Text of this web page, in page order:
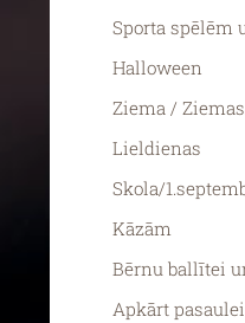
Sporta spēlēm
Halloween
Ziema /
Lieldienas
Skola/
Kāzām
Bērnu ballītei
Apkārt